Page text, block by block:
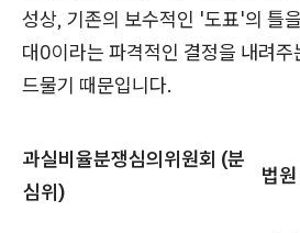
성상, 기존의 보수적인 '도표'의 틀
대0이라는 파격적인 결정을 내려주
드물기 때문입니다.
과실비율분쟁심의위원회 (분
심위)
법